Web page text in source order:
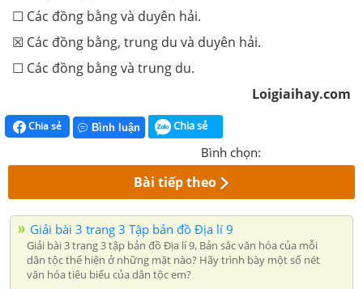
☐ Các đồng bằng và duyên hải.
☒ Các đồng bằng, trung du và duyên hải.
☐ Các đồng bằng và trung du.
Loigiaihay.com
Chia sẻ Bình luận Chia sẻ
Bình chọn:
Bài tiếp theo
Giải bài 3 trang 3 Tập bản đồ Địa lí 9
Giải bài 3 trang 3 tập bản đồ Địa lí 9, Bản sắc văn hóa của mỗi
dân tộc thể hiện ở những mặt nào? Hãy trình bày một số nét
văn hóa tiêu biểu của dân tộc em?